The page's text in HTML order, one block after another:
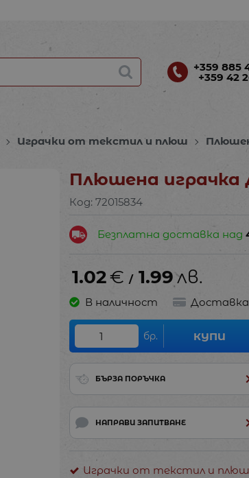
+359 885
+359 42
Играчки от текстил и плюш
Плюшена играчка
Код: 72015834
Безплатна доставка над
1.02€ / 1.99лв.
В наличност
бр. КУПИ
БЪРЗА ПОРЪЧКА
НАПРАВИ ЗАПИТВАНЕ
Играчки от текстил и плюш